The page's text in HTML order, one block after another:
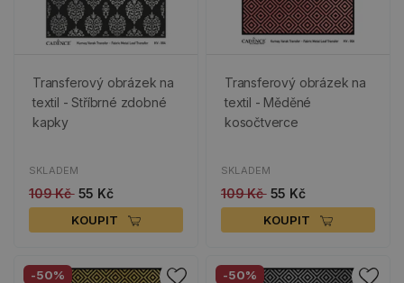
Transferový obrázek na
textil - Stříbrné zdobné
kapky
SKLADEM
109 Kč 55 Kč
KOUPIT
Transferový obrázek na
textil - Měděné
kosočtverce
SKLADEM
109 Kč 55 Kč
KOUPIT
-50% -50%